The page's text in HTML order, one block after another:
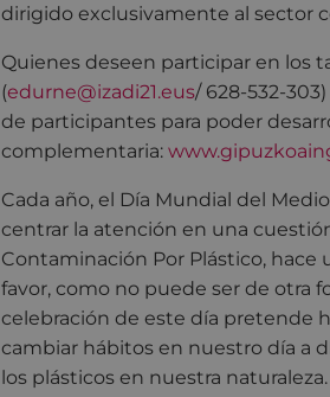
dirigido exclusivamente al sector
Quienes deseen participar en los
(edurne@izadi21.eus/ 628-532-
de participantes para poder
complementaria:
Cada año, el Día Mundial del
centrar la atención en una
Contaminación Por Plástico,
favor, como no puede ser de otra
celebración de este día pretende
cambiar hábitos en nuestro día a
los plásticos en nuestra naturaleza.